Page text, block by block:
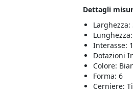
Dettagli
Larghezza:
Interasse:
Dotazioni
Colore:
Forma: 6
Cerniere: